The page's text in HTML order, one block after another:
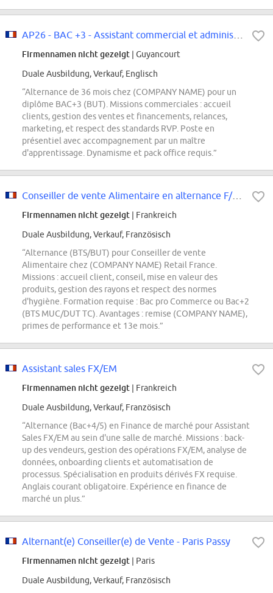
Firmennamen nicht gezeigt | Guyancourt
Duale Ausbildung, Verkauf, Englisch
“Alternance de 36 mois chez (COMPANY NAME) pour un
diplôme BAC+3 (BUT). Missions commerciales : accueil
clients, gestion des ventes et financements, relances,
marketing, et respect des standards RVP. Poste en
présentiel avec accompagnement par un maître
d'apprentissage. Dynamisme et pack office requis.”
Conseiller de vente Alimentaire en alternance F/H (BTS/BUT)
Firmennamen nicht gezeigt | Frankreich
Duale Ausbildung, Verkauf, Französisch
“Alternance (BTS/BUT) pour Conseiller de vente
Alimentaire chez (COMPANY NAME) Retail France.
Missions : accueil client, conseil, mise en valeur des
produits, gestion des rayons et respect des normes
d'hygiène. Formation requise : Bac pro Commerce ou Bac+2
(BTS MUC/DUT TC). Avantages : remise (COMPANY NAME),
primes de performance et 13e mois.”
Assistant sales FX/EM
Firmennamen nicht gezeigt | Frankreich
Duale Ausbildung, Verkauf, Französisch
“Alternance (Bac+4/5) en Finance de marché pour Assistant
Sales FX/EM au sein d'une salle de marché. Missions : back-
up des vendeurs, gestion des opérations FX/EM, analyse de
données, onboarding clients et automatisation de
processus. Spécialisation en produits dérivés FX requise.
Anglais courant obligatoire. Expérience en finance de
marché un plus.”
Alternant(e) Conseiller(e) de Vente - Paris Passy
Firmennamen nicht gezeigt | Paris
Duale Ausbildung, Verkauf, Französisch